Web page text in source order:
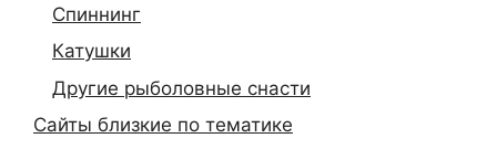
Спиннинг
Катушки
Другие рыболовные снасти
Сайты близкие по тематике